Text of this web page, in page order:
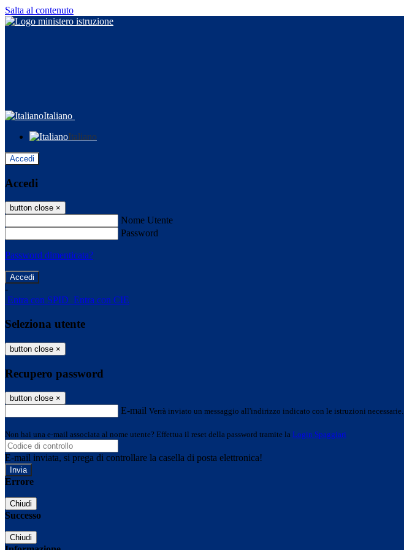
Salta al contenuto
Italiano
Italiano
Accedi
Accedi
button close ×
Nome Utente
Password
Password dimenticata?
-
Entra con SPID Entra con CIE
Seleziona utente
button close ×
Recupero password
button close ×
E-mail Verrà inviato un messaggio all'indirizzo indicato con le istruzioni necessarie.
Non hai una e-mail associata al nome utente? Effettua il reset della password tramite la Login Spaggiari
E-mail inviata, si prega di controllare la casella di posta elettronica!
Errore
Chiudi
Successo
Chiudi